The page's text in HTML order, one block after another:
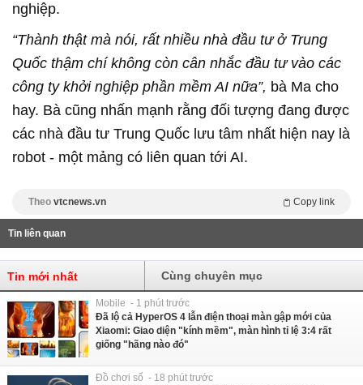
nghiệp.
“Thành thật mà nói, rất nhiều nhà đầu tư ở Trung
Quốc thậm chí không còn cân nhắc đầu tư vào các
công ty khởi nghiệp phần mềm AI nữa”, bà Ma cho
hay. Bà cũng nhấn mạnh rằng đối tượng đang được
các nhà đầu tư Trung Quốc lưu tâm nhất hiện nay là
robot - một mảng có liên quan tới AI.
Theo vtcnews.vn Copy link
Tin liên quan
Tin mới nhất Cùng chuyên mục
Mobile - 1 phút trước
Đã lộ cả HyperOS 4 lẫn điện thoại màn gập mới của
Xiaomi: Giao diện "kính mềm", màn hình tỉ lệ 3:4 rất
giống "hãng nào đó"
Đồ chơi số - 18 phút trước